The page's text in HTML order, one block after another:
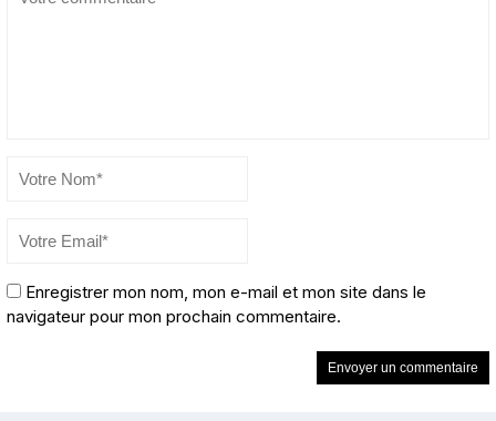
Enregistrer mon nom, mon e-mail et mon site dans le
navigateur pour mon prochain commentaire.